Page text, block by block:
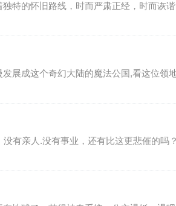
特的怀旧路线，时而严肃正经，时而诙
展成这个奇幻大陆的魔法公国,看这位领
有亲人.没有事业，还有比这更悲催的吗